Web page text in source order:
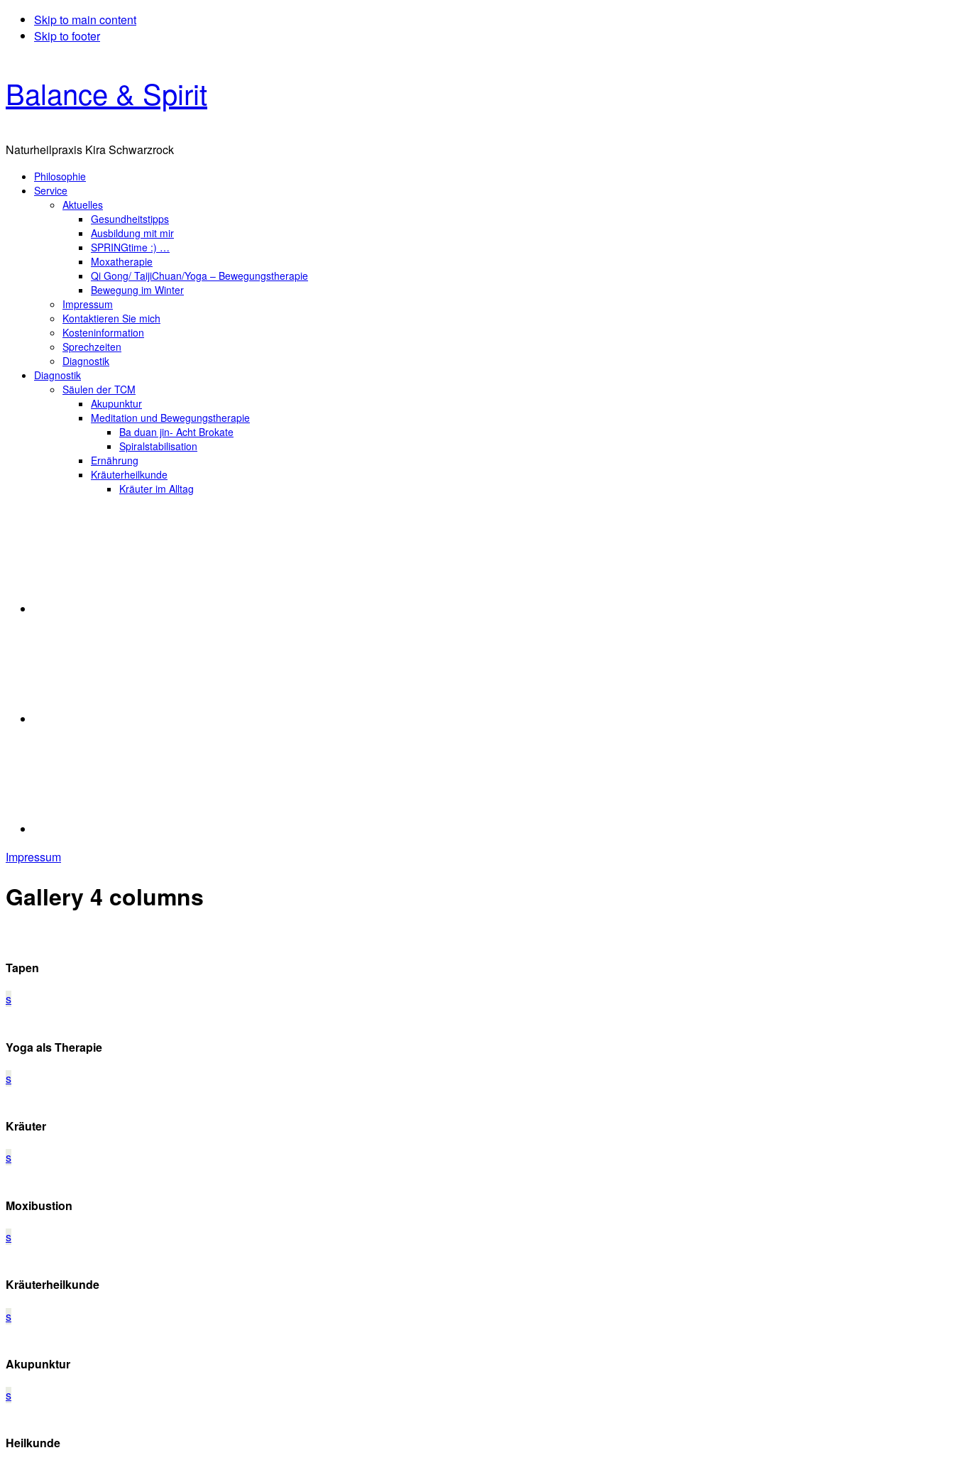
Skip to main content
Skip to footer
Balance & Spirit
Naturheilpraxis Kira Schwarzrock
Philosophie
Service
Aktuelles
Gesundheitstipps
Ausbildung mit mir
SPRINGtime :) …
Moxatherapie
Qi Gong/ TaijiChuan/Yoga – Bewegungstherapie
Bewegung im Winter
Impressum
Kontaktieren Sie mich
Kosteninformation
Sprechzeiten
Diagnostik
Diagnostik
Säulen der TCM
Akupunktur
Meditation und Bewegungstherapie
Ba duan jin- Acht Brokate
Spiralstabilisation
Ernährung
Kräuterheilkunde
Kräuter im Alltag
Impressum
Gallery 4 columns
Tapen
s
Yoga als Therapie
s
Kräuter
s
Moxibustion
s
Kräuterheilkunde
s
Akupunktur
s
Heilkunde